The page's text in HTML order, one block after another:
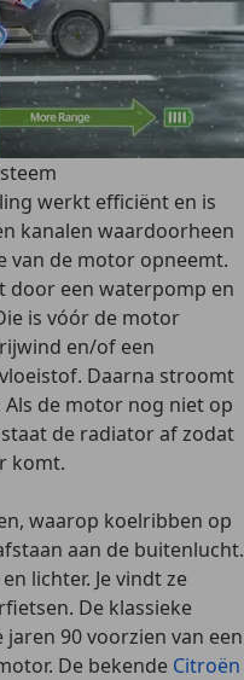
werkt efficiënt en is
kanalen waardoorheen
van de motor opneemt.
door een waterpomp en
is vóór de motor
rijwind en/of een
Daarna stroomt
de motor nog niet op
de radiator af zodat
komt.
, waarop koelribben op
aan de buitenlucht.
lichter. Je vindt ze
De klassieke
jaren 90 voorzien van een
De bekende Citroën